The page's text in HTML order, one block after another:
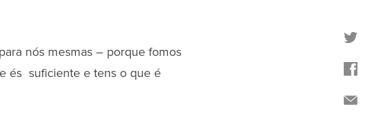
nós mesmas – porque fomos
és suficiente e tens o que é